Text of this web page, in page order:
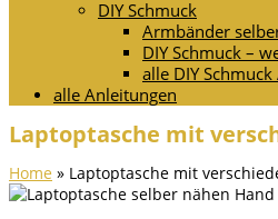
DIY Schmuck
Armbänder
DIY Schmuck –
alle DIY
alle Anleitungen
Laptoptasche mit
Home » Laptoptasche mit